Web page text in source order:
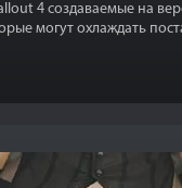
4 создаваемые на
могут охлаждать